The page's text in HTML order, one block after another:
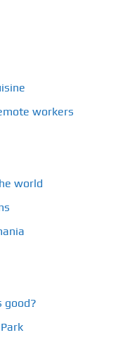
workers
world
good?